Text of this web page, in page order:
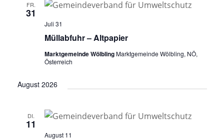
FR.
31
Müllabfuhr – Altpapier
Juli 31
Marktgemeinde WölblingMarktgemeinde Wölbling, NÖ,
Österreich
August 2026
DI.
11
August 11